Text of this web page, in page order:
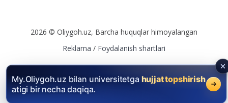
2026 © Oliygoh.uz, Barcha huquqlar himoyalangan
Reklama / Foydalanish shartlari
My.Oliygoh.uz bilan universitetga hujjat topshirish
atigi bir necha daqiqa.